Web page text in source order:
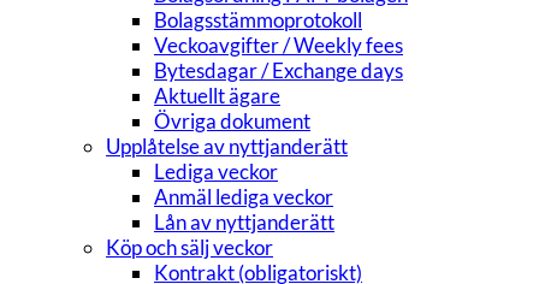
Bolagsstämmoprotokoll
Veckoavgifter / Weekly fees
Bytesdagar / Exchange days
Aktuellt ägare
Övriga dokument
Upplåtelse av nyttjanderätt
Lediga veckor
Anmäl lediga veckor
Lån av nyttjanderätt
Köp och sälj veckor
Kontrakt (obligatoriskt)